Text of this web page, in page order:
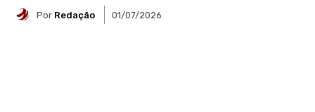
Por Redação 01/07/2026